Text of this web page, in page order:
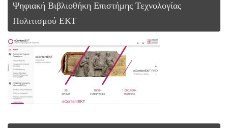
Ψηφιακή Βιβλιοθήκη Επιστήμης Τεχνολογίας
Πολιτισμού ΕΚΤ